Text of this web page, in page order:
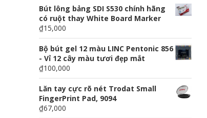
Bút lông bảng SDI S530 chính hãng
có ruột thay White Board Marker
₫15,000
Bộ bút gel 12 màu LINC Pentonic 856
- Vỉ 12 cây màu tươi đẹp mắt
₫100,000
Lăn tay cực rõ nét Trodat Small
FingerPrint Pad, 9094
₫67,000